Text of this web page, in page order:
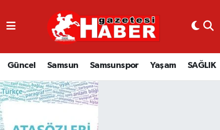
Güncel Samsun Samsunspor Yaşam SAĞLIK
GÜNCEL
SAMSUN
SAMSUNSPOR